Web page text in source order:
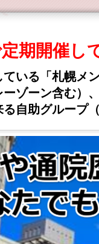
期開催し
いる「札幌メ
ゾーン含む）
自助グループ